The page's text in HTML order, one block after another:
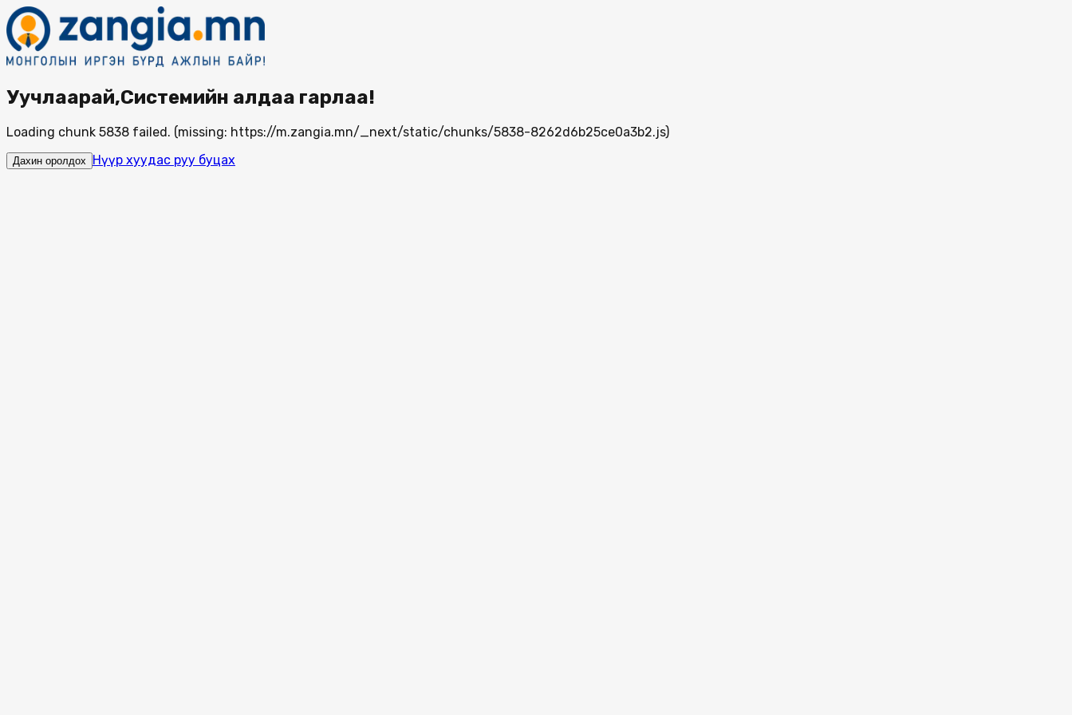
Уучлаарай,Системийн алдаа гарлаа!
Loading chunk 5838 failed. (missing: https://m.zangia.mn/_next/static/chunks/5838-8262d6b25ce0a3b2.js)
Дахин оролдох Нүүр хуудас руу буцах